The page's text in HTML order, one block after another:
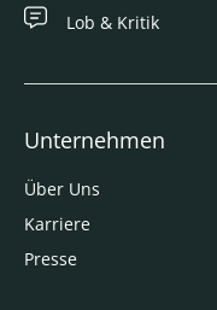
Lob & Kritik
Unternehmen
Über Uns
Karriere
Presse